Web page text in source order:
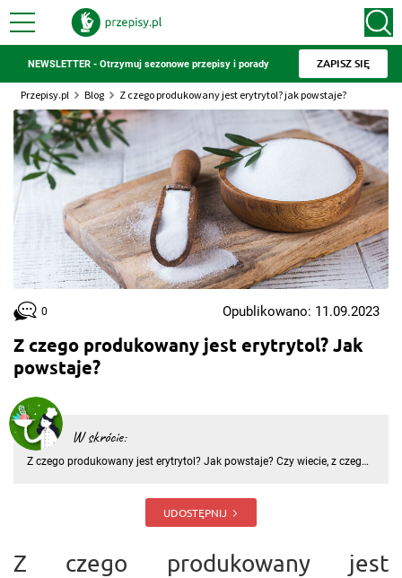
NEWSLETTER - Otrzymuj sezonowe przepisy i porady ZAPISZ SIĘ
Przepisy.pl Blog Z czego produkowany jest erytrytol? jak powstaje?
Z czego produkowany jest erytrytol? Jak
powstaje?
W skrócie:
Z czego produkowany jest erytrytol? Jak powstaje? Czy wiecie, z czego
do jego produkcji? Przeczytajcie poniższy artyk
UDOSTĘPNIJ
0 Opublikowano: 11.09.2023
Z czego produkowany jest